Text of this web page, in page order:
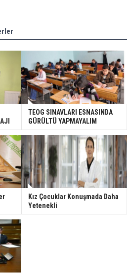
TEOG SINAVLARI ESNASINDA
GÜRÜLTÜ YAPMAYALIM
Kız Çocuklar Konuşmada Daha
Yetenekli